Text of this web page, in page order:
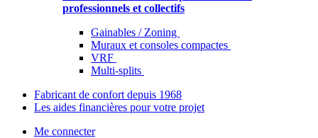
professionnels et collectifs
Gainables / Zoning
Muraux et consoles compactes
VRF
Multi-splits
Fabricant de confort depuis 1968
Les aides financières pour votre projet
Me connecter